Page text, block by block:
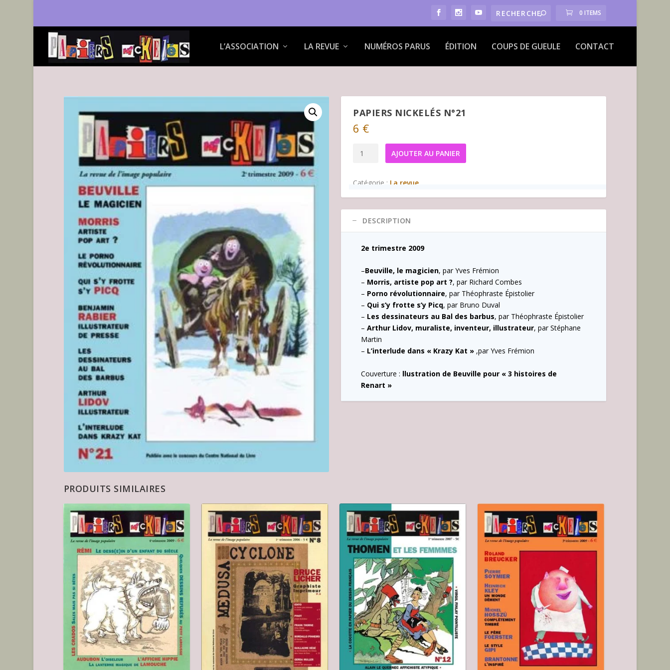
0 ITEMS
L’ASSOCIATION LA REVUE NUMÉROS PARUS ÉDITION COUPS DE GUEULE CONTACT
PAPIERS NICKELÉS N°21
6 €
quantité
Nickelés
AJOUTER AU PANIER
Catégorie : La revue
DESCRIPTION
2e trimestre 2009
–Beuville, le magicien, par Yves Frémion
– Morris, artiste pop art ?, par Richard Combes
– Porno révolutionnaire, par Théophraste Épistolier
– Qui s’y frotte s’y Picq, par Bruno Duval
– Les dessinateurs au Bal des barbus, par Théophraste Épistolier
– Arthur Lidov, muraliste, inventeur, illustrateur, par Stéphane
Martin
– L’interlude dans « Krazy Kat » ,par Yves Frémion
Couverture : llustration de Beuville pour « 3 histoires de
Renart »
PRODUITS SIMILAIRES